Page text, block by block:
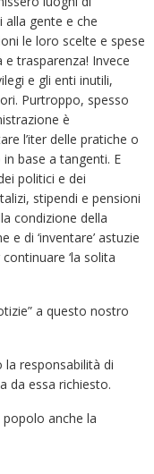
alla gente e che
le loro scelte e spese
trasparenza! Invece
e gli enti inutili,
Purtroppo, spesso
è
l’iter delle pratiche o
base a tangenti. E
politici e dei
stipendi e pensioni
condizione della
di ‘inventare’ astuzie
‘la solita
a questo nostro
la responsabilità di
da essa richiesto.
popolo anche la